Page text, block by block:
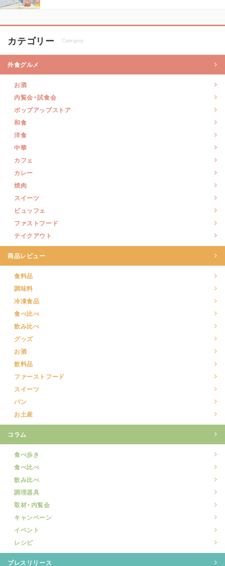
カテゴリー Category
外食グルメ
お酒
内覧会・試食会
ポップアップストア
和食
洋食
中華
カフェ
カレー
焼肉
スイーツ
ビュッフェ
ファストフード
テイクアウト
商品レビュー
食料品
調味料
冷凍食品
食べ比べ
飲み比べ
グッズ
お酒
飲料品
ファーストフード
スイーツ
パン
お土産
コラム
食べ歩き
食べ比べ
飲み比べ
調理器具
取材・内覧会
キャンペーン
イベント
レシピ
プレスリリース